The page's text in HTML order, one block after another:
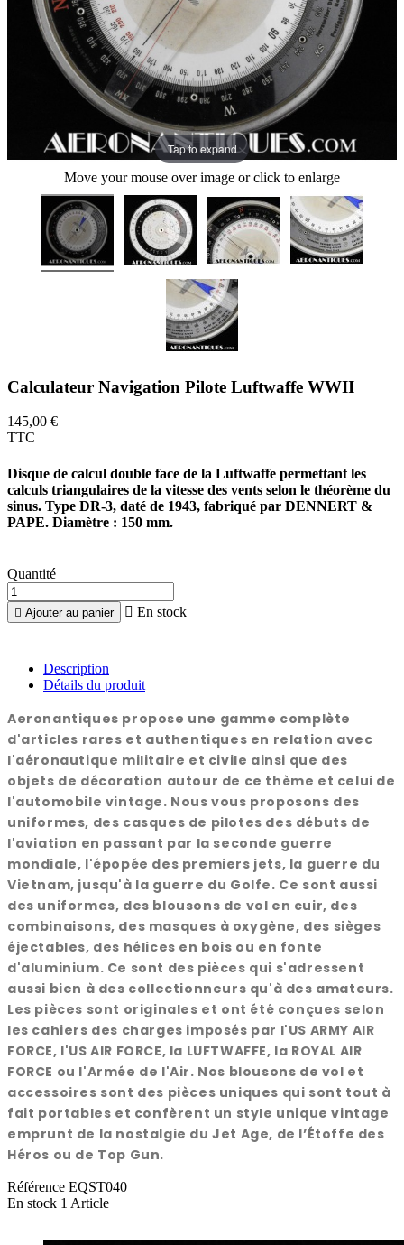
Tap to expand
Move your mouse over image or click to enlarge
Calculateur Navigation Pilote Luftwaffe WWII
145,00 €
TTC
Disque de calcul double face de la Luftwaffe permettant les
calculs triangulaires de la vitesse des vents selon le théorème du
sinus. Type DR-3, daté de 1943, fabriqué par DENNERT &
PAPE. Diamètre : 150 mm.
Quantité
 Ajouter au panier  En stock
Description
Détails du produit
Aeronantiques propose une gamme complète
d'articles rares et authentiques en relation avec
l'aéronautique militaire et civile ainsi que des
objets de décoration autour de ce thème et celui de
l'automobile vintage. Nous vous proposons des
uniformes, des casques de pilotes des débuts de
l'aviation en passant par la seconde guerre
mondiale, l'épopée des premiers jets, la guerre du
Vietnam, jusqu'à la guerre du Golfe. Ce sont aussi
des uniformes, des blousons de vol en cuir, des
combinaisons, des masques à oxygène, des sièges
éjectables, des hélices en bois ou en fonte
d'aluminium. Ce sont des pièces qui s'adressent
aussi bien à des collectionneurs qu'à des amateurs.
Les pièces sont originales et ont été conçues selon
les cahiers des charges imposés par l'US ARMY AIR
FORCE, l'US AIR FORCE, la LUFTWAFFE, la ROYAL AIR
FORCE ou l'Armée de l'Air. Nos blousons de vol et
accessoires sont des pièces uniques qui sont tout à
fait portables et confèrent un style unique vintage
emprunt de la nostalgie du Jet Age, de l’Étoffe des
Héros ou de Top Gun.
Référence EQST040
En stock 1 Article